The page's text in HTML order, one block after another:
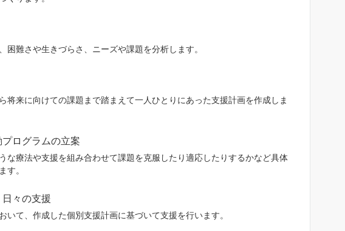
困難さや生きづらさ、ニーズや課題を分析します。
将来に向けての課題まで踏まえて一人ひとりにあった支援計画を作成しま
ログラムの立案
な療法や支援を組み合わせて課題を克服したり適応したりするかなど具体
す。
々の支援
いて、作成した個別支援計画に基づいて支援を行います。